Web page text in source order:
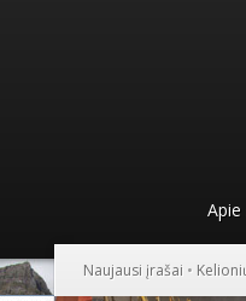
Apie
Naujausi įrašai •